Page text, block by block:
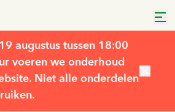
augustus tussen 18:00
voeren we onderhoud
Niet alle onderdelen